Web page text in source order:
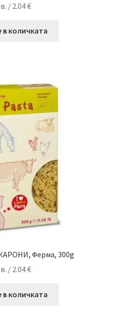
/ 2.04 €
в количката
Ферма, 300g
/ 2.04 €
в количката